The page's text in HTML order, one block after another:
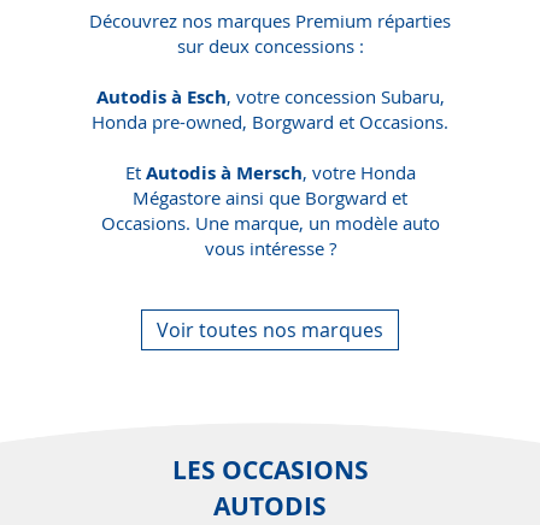
Découvrez nos marques Premium réparties
sur deux concessions :
Autodis à Esch, votre concession Subaru,
Honda pre-owned, Borgward et Occasions.
Et Autodis à Mersch, votre Honda
Mégastore ainsi que Borgward et
Occasions. Une marque, un modèle auto
vous intéresse ?
Voir toutes nos marques
LES OCCASIONS
AUTODIS